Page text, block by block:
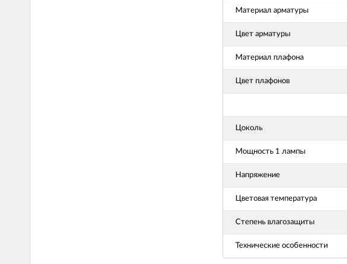
Материал арматуры
Цвет арматуры
Материал плафона
Цвет плафонов
Цоколь
Мощность 1 лампы
Напряжение
Цветовая температура
Степень влагозащиты
Технические особенности